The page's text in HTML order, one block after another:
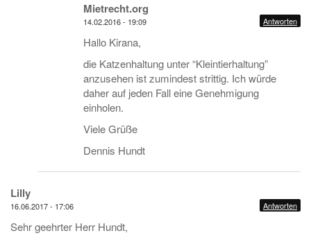
Mietrecht.org
14.02.2016 - 19:09 Antworten
Hallo Kirana,
die Katzenhaltung unter “Kleintierhaltung”
anzusehen ist zumindest strittig. Ich würde
daher auf jeden Fall eine Genehmigung
einholen.
Viele Grüße
Dennis Hundt
Lilly
16.06.2017 - 17:06 Antworten
Sehr geehrter Herr Hundt,